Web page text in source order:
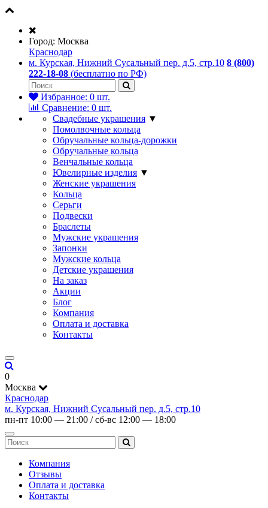
Город: Москва
Краснодар
м. Курская, Нижний Сусальный пер. д.5, стр.10 8 (800)
222-18-08 (бесплатно по РФ)
Избранное: 0 шт.
Сравнение: 0 шт.
Свадебные украшения ▼
Помолвочные кольца
Обручальные кольца-дорожки
Обручальные кольца
Венчальные кольца
Ювелирные изделия ▼
Женские украшения
Кольца
Серьги
Подвески
Браслеты
Мужские украшения
Запонки
Мужские кольца
Детские украшения
На заказ
Акции
Блог
Компания
Оплата и доставка
Контакты
0
Москва
Краснодар
м. Курская, Нижний Сусальный пер. д.5, стр.10
пн-пт 10:00 — 21:00 / сб-вс 12:00 — 18:00
Компания
Отзывы
Оплата и доставка
Контакты